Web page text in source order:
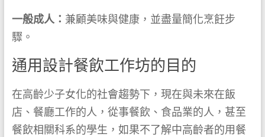
一般成人： 兼顧美味與健康，並盡量簡化烹飪步
驟。
通用設計餐飲工作坊的目的
在高齡少子女化的社會趨勢下，現在與未來在飯
店、餐廳工作的人，從事餐飲、食品業的人，甚至
餐飲相關科系的學生，如果不了解中高齡者的用餐